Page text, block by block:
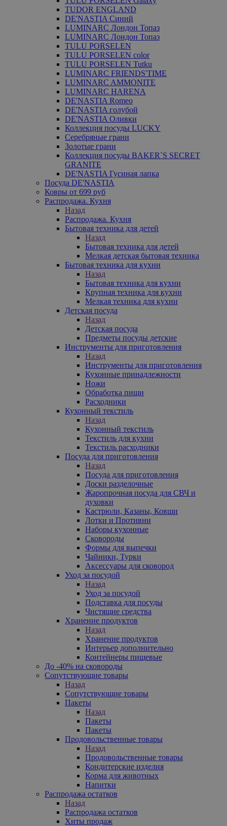
TUDOR ENGLAND
DE'NASTIA Синий
LUMINARC Лондон Топаз
LUMINARC Лондон Топаз
TULU PORSELEN
TULU PORSELEN color
TULU PORSELEN Tutku
LUMINARC FRIENDS'TIME
LUMINARC AMMONITE
LUMINARC HARENA
DE'NASTIA Romeo
DE'NASTIA голубой
DE'NASTIA Оливки
Коллекция посуды LUCKY
Серебряные грани
Золотые грани
Коллекция посуды BAKER`S SECRET
GRANITE
DE'NASTIA Гусиная лапка
Посуда DE'NASTIA
Ковры от 699 руб
Распродажа. Кухня
Назад
Распродажа. Кухня
Бытовая техника для детей
Назад
Бытовая техника для детей
Мелкая детская бытовая техника
Бытовая техника для кухни
Назад
Бытовая техника для кухни
Крупная техника для кухни
Мелкая техника для кухни
Детская посуда
Назад
Детская посуда
Предметы посуды детские
Инструменты для приготовления
Назад
Инструменты для приготовления
Кухонные принадлежности
Ножи
Обработка пищи
Расходники
Кухонный текстиль
Назад
Кухонный текстиль
Текстиль для кухни
Текстиль расходники
Посуда для приготовления
Назад
Посуда для приготовления
Доски разделочные
Жаропрочная посуда для СВЧ и
духовки
Кастрюли, Казаны, Ковши
Лотки и Противни
Наборы кухонные
Сковороды
Формы для выпечки
Чайники, Турки
Аксессуары для сковород
Уход за посудой
Назад
Уход за посудой
Подставка для посуды
Чистящие средства
Хранение продуктов
Назад
Хранение продуктов
Интерьер дополнительно
Контейнеры пищевые
До -40% на сковороды
Сопутствующие товары
Назад
Сопутствующие товары
Пакеты
Назад
Пакеты
Пакеты
Продовольственные товары
Назад
Продовольственные товары
Кондитерские изделия
Корма для животных
Напитки
Распродажа остатков
Назад
Распродажа остатков
Хиты продаж